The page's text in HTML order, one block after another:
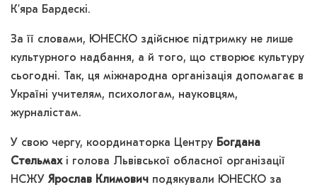
К’яра Бардескі.
За її словами, ЮНЕСКО здійснює підтримку не лише
культурного надбання, а й того, що створює культуру
сьогодні. Так, ця міжнародна організація допомагає в
Україні учителям, психологам, науковцям,
журналістам.
У свою чергу, координаторка Центру Богдана
Стельмахі голова Львівської обласної організації
НСЖУЯрослав Климович подякували ЮНЕСКО за